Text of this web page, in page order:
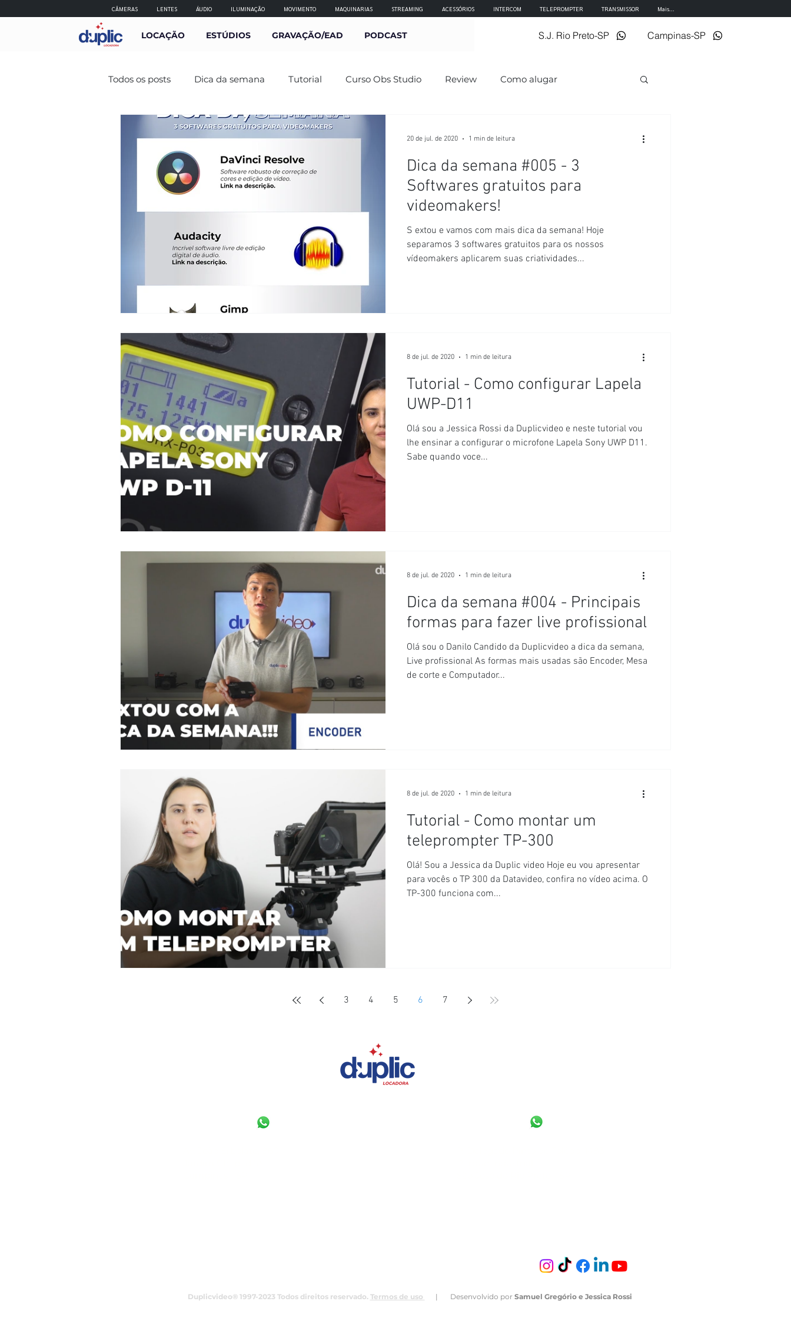
CÂMERAS LENTES ÁUDIO ILUMINAÇÃO MOVIMENTO MAQUINARIAS STREAMING ACESSÓRIOS INTERCOM TELEPROMPTER TRANSMISSOR Mais...
LOCAÇÃO ESTÚDIOS GRAVAÇÃO/EAD PODCAST S.J. Rio Preto-SP Campinas-SP
Todos os posts Dica da semana Tutorial Curso Obs Studio Review Como alugar
Dica da semana #005 - 3
Softwares gratuitos para
videomakers!
S extou e vamos com mais dica da semana! Hoje
separamos 3 softwares gratuitos para os nossos
vídeomakers aplicarem suas criatividades...
20 de jul. de 2020 1 min de leitura
Tutorial - Como configurar Lapela
UWP-D11
Olá sou a Jessica Rossi da Duplicvideo e neste tutorial vou
lhe ensinar a configurar o microfone Lapela Sony UWP D11.
Sabe quando voce...
8 de jul. de 2020 1 min de leitura
Dica da semana #004 - Principais
formas para fazer live profissional
Olá sou o Danilo Candido da Duplicvideo a dica da semana,
Live profissional As formas mais usadas são Encoder, Mesa
de corte e Computador...
8 de jul. de 2020 1 min de leitura
Tutorial - Como montar um
teleprompter TP-300
Olá! Sou a Jessica da Duplic video Hoje eu vou apresentar
para vocês o TP 300 da Datavideo, confira no vídeo acima. O
TP-300 funciona com...
8 de jul. de 2020 1 min de leitura
3 4 5 6 7
Duplicvideo® 1997-2023 Todos direitos reservado. Termos de uso | Desenvolvido por Samuel Gregório e Jessica Rossi